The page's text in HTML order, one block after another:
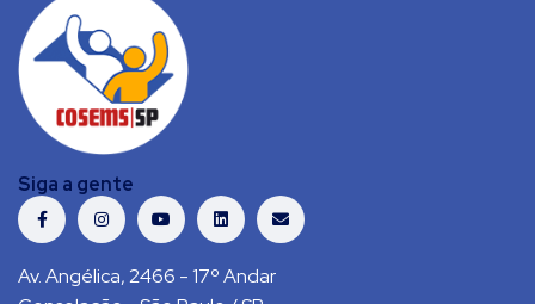
Siga a gente
Av. Angélica, 2466 - 17º Andar